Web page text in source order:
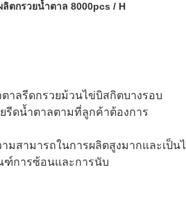
ลิตกรวยน้ำตาล 8000pcs / H
าลรีดกรวยม้วนไข่บิสกิตบางรอบ
รีดน้ำตาลตามที่ลูกค้าต้องการ
มสามารถในการผลิตสูงมากและเป็น
ฑ์การซ้อนและการนับ